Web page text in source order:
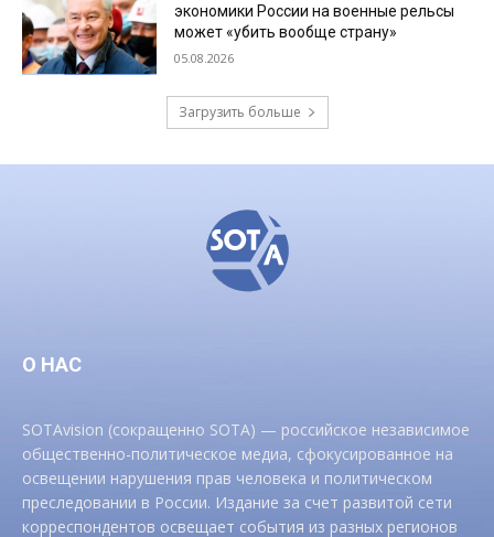
экономики России на военные рельсы
может «убить вообще страну»
05.08.2026
Загрузить больше
О НАС
SOTAvision (сокращенно SOTA) — российское независимое
общественно-политическое медиа, сфокусированное на
освещении нарушения прав человека и политическом
преследовании в России. Издание за счет развитой сети
корреспондентов освещает события из разных регионов